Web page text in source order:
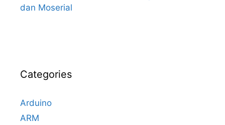
dan Moserial
Categories
Arduino
ARM